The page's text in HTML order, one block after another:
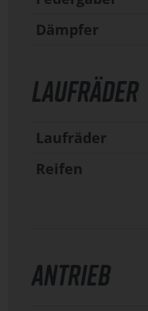
Dämpfer
LAUFRÄDER
Laufräder
Reifen
ANTRIEB